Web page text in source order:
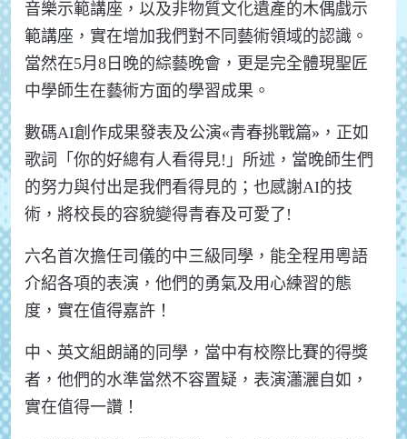
音樂示範講座，以及非物質文化遺產的木偶戲示
範講座，實在增加我們對不同藝術領域的認識。
當然在5月 8 日晚的綜藝晚會，更是完全體現聖匠
中學師生在藝術方面的學習成果。
數碼AI創作成果發表及公演«青春挑戰篇» ，正如
歌詞「你的好總有人看得見! 」所述，當晚師生們
的努力與付出是我們看得見的；也感謝AI的技
術，將校長的容貌變得青春及可愛了 !
六名首次擔任司儀的中三級同學，能全程用粵語
介紹各項的表演，他們的勇氣及用心練習的態
度，實在值得嘉許！
中、英文組朗誦的同學，當中有校際比賽的得獎
者，他們的水準當然不容置疑，表演瀟灑自如，
實在值得一讚！